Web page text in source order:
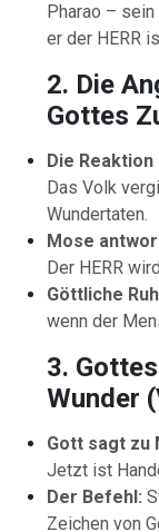
Pharao –
er der HERR
2. Die
Gottes
Die Reaktion
Das Volk
Wundertaten.
Mose
Der HERR
Göttliche
wenn der
3.
Wunder
Gott sagt zu
Jetzt ist
Der Befehl:
Zeichen von